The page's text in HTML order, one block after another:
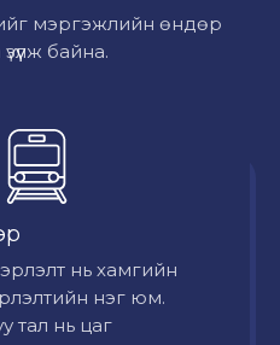
мэргэжлийн өндөр
байна.
нь хамгийн
нэг юм.
тал нь цаг